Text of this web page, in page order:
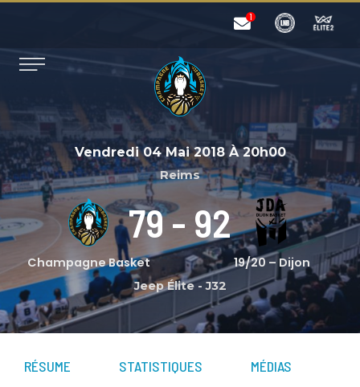
Vendredi 04 Mai 2018À 20h00
Reims
Champagne Basket
79- 92
19/20 – Dijon
Jeep Élite-J32
RÉSUME STATISTIQUES MÉDIAS